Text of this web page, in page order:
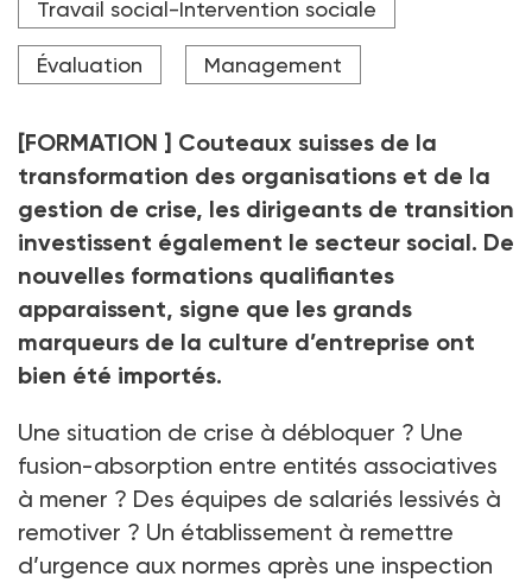
sociale) pour créer un cycle de formation
spécialement dédié au management de transition
dans le domaine sanitaire, social et médico-social.
Travail social-Intervention sociale
Évaluation Management
[FORMATION ] Couteaux suisses de la
transformation des organisations et de la
gestion de crise, les dirigeants de transition
investissent également le secteur social. De
nouvelles formations qualifiantes
apparaissent, signe que les grands
marqueurs de la culture d’entreprise ont
bien été importés.
Une situation de crise à débloquer ? Une
fusion-absorption entre entités associatives
à mener ? Des équipes de salariés lessivés à
remotiver ? Un établissement à remettre
d’urgence aux normes après une inspection